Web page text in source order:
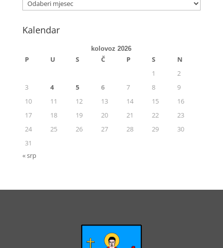
Kalendar
kolovoz 2026
P U S Č P S
N
1
2
3
4 5 6 7 8
9
10
11 12 13 14 15
16
17
18 19 20 21 22
23
24
25 26 27 28 29
30
31
« srp